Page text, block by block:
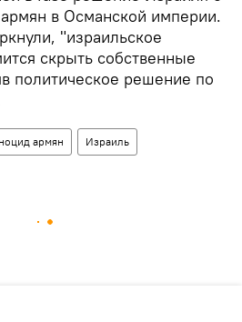
в Османской империи.
"израильское
скрыть собственные
политическое решение по
армян Израиль